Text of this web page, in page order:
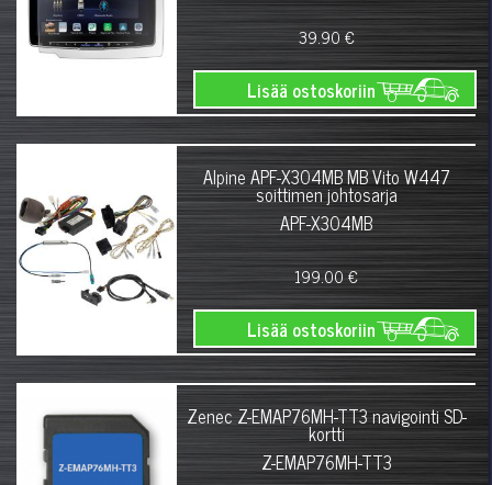
39.90 €
Lisää ostoskoriin
Alpine APF-X304MB MB Vito W447
soittimen johtosarja
APF-X304MB
199.00 €
Lisää ostoskoriin
Zenec Z-EMAP76MH-TT3 navigointi SD-
kortti
Z-EMAP76MH-TT3